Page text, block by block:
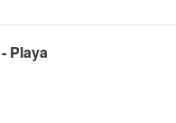
Playa